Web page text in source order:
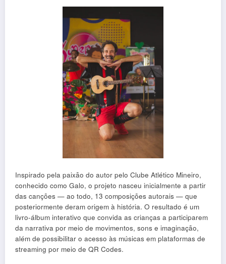
Inspirado pela paixão do autor pelo Clube Atlético Mineiro,
conhecido como Galo, o projeto nasceu inicialmente a partir
das canções — ao todo, 13 composições autorais — que
posteriormente deram origem à história. O resultado é um
livro-álbum interativo que convida as crianças a participarem
da narrativa por meio de movimentos, sons e imaginação,
além de possibilitar o acesso às músicas em plataformas de
streaming por meio de QR Codes.